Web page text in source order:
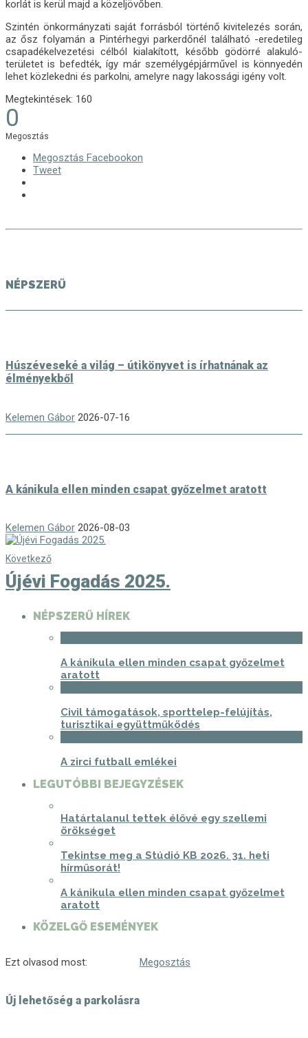
korlát is kerül majd a közeljövőben.
Szintén önkormányzati saját forrásból történő kivitelezés során,
az ősz folyamán a Pintérhegyi parkerdőnél található -eredetileg
csapadékelvezetési célból kialakított, később gödörré alakuló-
területet is befedték, így már személygépjárművel is könnyedén
lehet közlekedni és parkolni, amelyre nagy lakossági igény volt.
Megtekintések: 160
0
Megosztás
Megosztás Facebookon
Tweet
NÉPSZERŰ
Húszéveseké a világ – útikönyvet is írhatnának az
élményekből
Kelemen Gábor 2026-07-16
A kánikula ellen minden csapat győzelmet aratott
Kelemen Gábor 2026-08-03
Következő
Újévi Fogadás 2025.
NÉPSZERŰ HÍREK
A kánikula ellen minden csapat győzelmet
aratott
Civil támogatások, sporttelep-felújítás,
turisztikai együttműködés
A zirci futball emlékei
LEGUTÓBBI BEJEGYZÉSEK
Határtalanul tettek élővé egy szellemi
örökséget
Tekintse meg a Stúdió KB 2026. 31. heti
hírműsorát!
A kánikula ellen minden csapat győzelmet
aratott
KÖZELGŐ ESEMÉNYEK
Ezt olvasod most:
Új lehetőség a parkolásra
Megosztás